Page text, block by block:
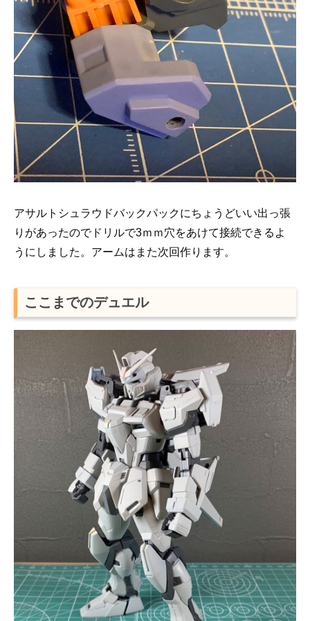
アサルトシュラウドバックパックにちょうどいい出っ張
りがあったのでドリルで3ｍｍ穴をあけて接続できるよ
うにしました。アームはまた次回作ります。
ここまでのデュエル